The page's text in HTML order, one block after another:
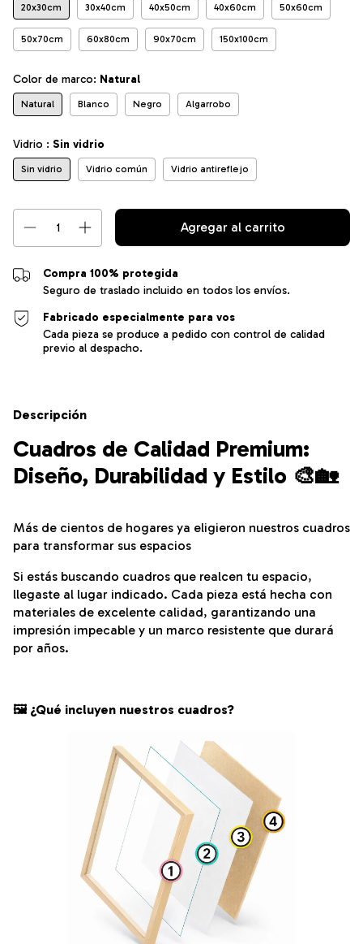
20x30cm 30x40cm 40x50cm 40x60cm 50x60cm
50x70cm 60x80cm 90x70cm 150x100cm
Color de marco: Natural
Natural Blanco Negro Algarrobo
Vidrio : Sin vidrio
Sin vidrio Vidrio común Vidrio antireflejo
Compra 100% protegida
Seguro de traslado incluido en todos los envíos.
Fabricado especialmente para vos
Cada pieza se produce a pedido con control de calidad
previo al despacho.
Descripción
Cuadros de Calidad Premium:
Diseño, Durabilidad y Estilo 🎨🏡
Más de cientos de hogares ya eligieron nuestros cuadros
para transformar sus espacios
Si estás buscando cuadros que realcen tu espacio,
llegaste al lugar indicado. Cada pieza está hecha con
materiales de excelente calidad, garantizando una
impresión impecable y un marco resistente que durará
por años.
🖼️ ¿Qué incluyen nuestros cuadros?